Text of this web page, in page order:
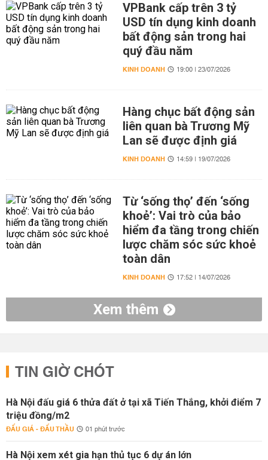
VPBank cấp trên 3 tỷ
USD tín dụng kinh doanh
bất động sản trong hai
quý đầu năm
KINH DOANH 19:00 | 23/07/2026
Hàng chục bất động sản
liên quan bà Trương Mỹ
Lan sẽ được định giá
KINH DOANH 14:59 | 19/07/2026
Từ ‘sống thọ’ đến ‘sống
khoẻ’: Vai trò của bảo
hiểm đa tầng trong chiến
lược chăm sóc sức khoẻ
toàn dân
KINH DOANH 17:52 | 14/07/2026
Xem thêm
TIN GIỜ CHÓT
Hà Nội đấu giá 6 thửa đất ở tại xã Tiến Thắng, khởi điểm 7
triệu đồng/m2
ĐẤU GIÁ - ĐẤU THẦU 01 phút trước
Hà Nội xem xét gia hạn thủ tục 6 dự án lớn